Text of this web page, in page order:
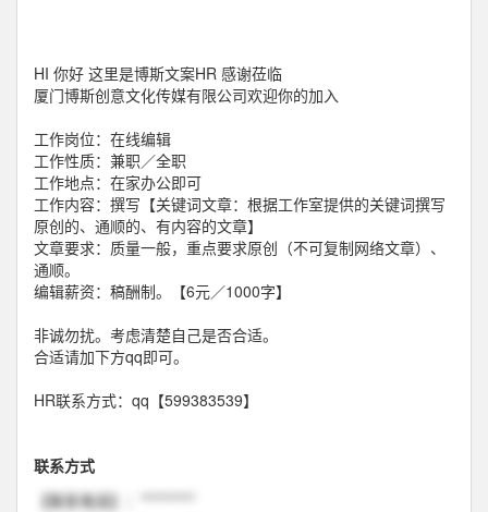
HI 你好 这里是博斯文案HR 感谢莅临
厦门博斯创意文化传媒有限公司欢迎你的加入
工作岗位：在线编辑
工作性质：兼职／全职
工作地点：在家办公即可
工作内容：撰写【关键词文章：根据工作室提供的关键词撰写
原创的、通顺的、有内容的文章】
文章要求：质量一般，重点要求原创（不可复制网络文章）、
通顺。
编辑薪资：稿酬制。【6元／1000字】
非诚勿扰。考虑清楚自己是否合适。
合适请加下方qq即可。
HR联系方式：qq【599383539】
联系方式
【联系电话】：**********